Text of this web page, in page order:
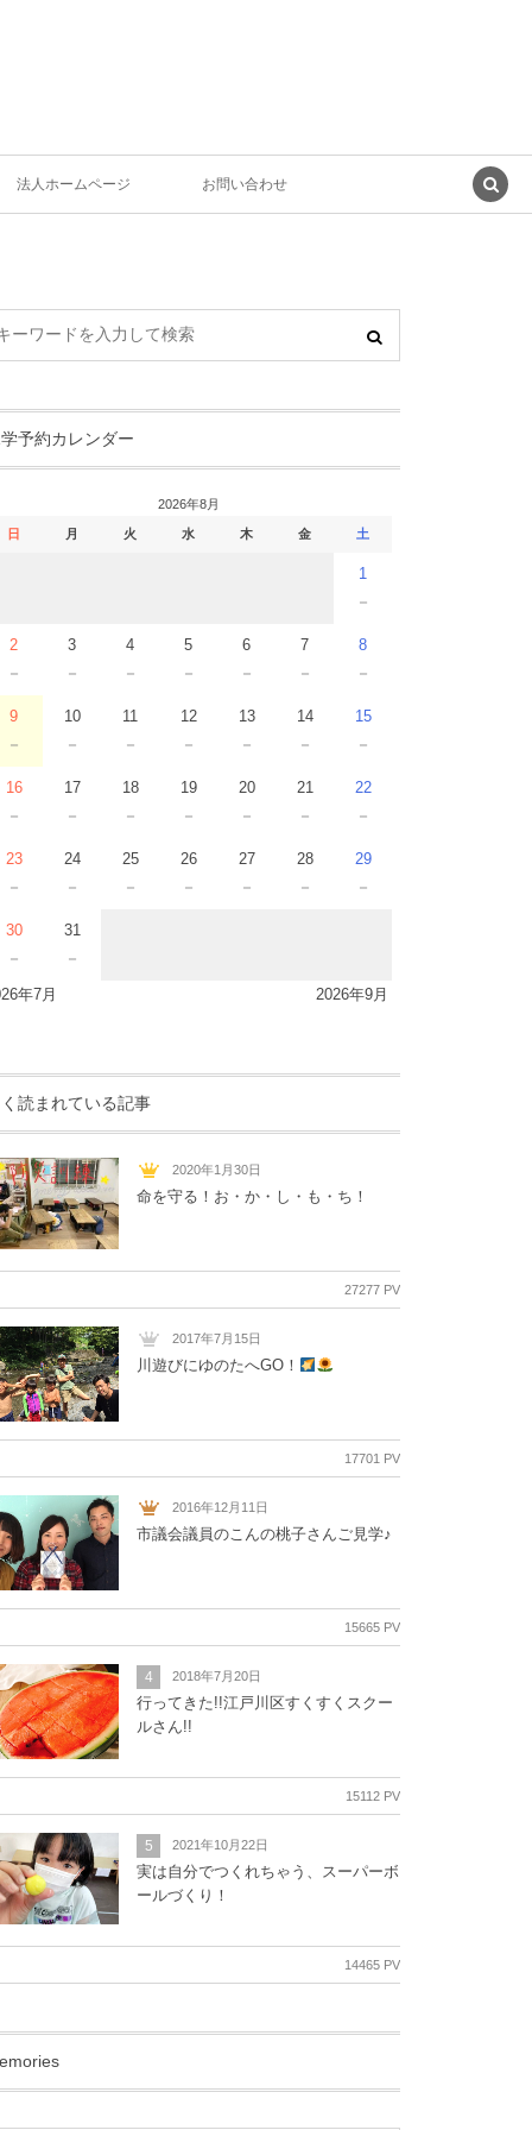
法人ホームページ お問い合わせ
予約カレンダー
2026年8月
日 月 火 水 木 金 土
1
－
2
－
3
－
4
－
5
－
6
－
7
－
8
－
9
－
10
－
11
－
12
－
13
－
14
－
15
－
16
－
17
－
18
－
19
－
20
－
21
－
22
－
23
－
24
－
25
－
26
－
27
－
28
－
29
－
30
－
31
－
年7月 2026年9月
読まれている記事
2020年1月30日
命を守る！お・か・し・も・ち！
27277 PV
2017年7月15日
川遊びにゆのたへGO！
17701 PV
2016年12月11日
市議会議員のこんの桃子さんご見学♪
15665 PV
4 2018年7月20日
行ってきた!!江戸川区すくすくスクー
ルさん!!
15112 PV
5 2021年10月22日
実は自分でつくれちゃう、スーパーボ
ールづくり！
14465 PV